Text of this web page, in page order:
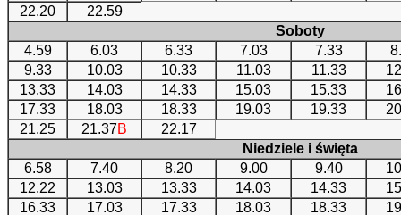
22.20
22.59
Soboty
4.59
6.03 6.33 7.03 7.33
9.33
10.03 10.33 11.03 11.33
13.33
14.03 14.33 15.03 15.33
17.33
18.03 18.33 19.03 19.33
21.25
21.37B
22.17
Niedziele i święta
6.58
7.40 8.20 9.00 9.40
12.22
13.03 13.33 14.03 14.33
16.33
17.03 17.33 18.03 18.33